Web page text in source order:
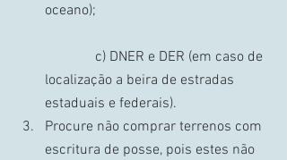
oceano);
localização a beira de estradas
estaduais e federais).
Procure não comprar terrenos com
escritura de posse, pois estes não